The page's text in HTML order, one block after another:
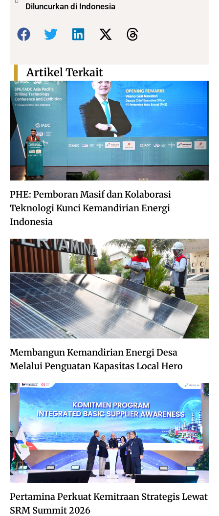
Diluncurkan di Indonesia
Bagikan:
PHE: Pemboran Masif dan Kolaborasi
Teknologi Kunci Kemandirian Energi
Indonesia
Membangun Kemandirian Energi Desa
Melalui Penguatan Kapasitas Local Hero
Pertamina Perkuat Kemitraan Strategis Lewat
SRM Summit 2026
Artikel Terkait